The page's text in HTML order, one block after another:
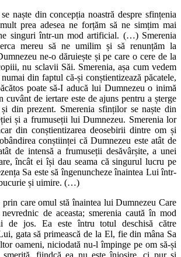
naște din concepția noastră despre sfințenia
prea adesea ne forțăm să ne simțim mai
singuri într-un mod artificial. (…) Smerenia
mereu să ne umilim și să renunțăm la
ne-o dăruiește și pe care o cere de la
nu sclavii Săi. Smerenia, așa cum vedem
din faptul că-și conștientizează păcatele,
poate să-I aducă lui Dumnezeu o inimă
cuvânt de iertare este de ajuns pentru a șterge
din prezent. Smerenia sfinților se naște din
și a frumuseții lui Dumnezeu. Smerenia lor
din conștientizarea deosebirii dintre om și
conștiinței că Dumnezeu este atât de
de intensă a frumuseții desăvârșite, a unei
încât ei își dau seama că singurul lucru pe
Sa este să îngenuncheze înaintea Lui într-
și uimire. (…)
prin care omul stă înaintea lui Dumnezeu Care
de aceasta; smerenia caută în mod
de jos. Ea este întru totul deschisă către
gata să primească de la El, fie din mâna Sa
oameni, niciodată nu-l împinge pe om să-și
smerită, fiindcă ea nu este înjosire, ci pur și